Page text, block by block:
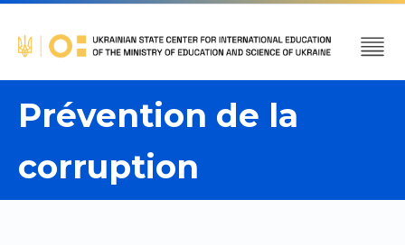
Prévention de la
corruption